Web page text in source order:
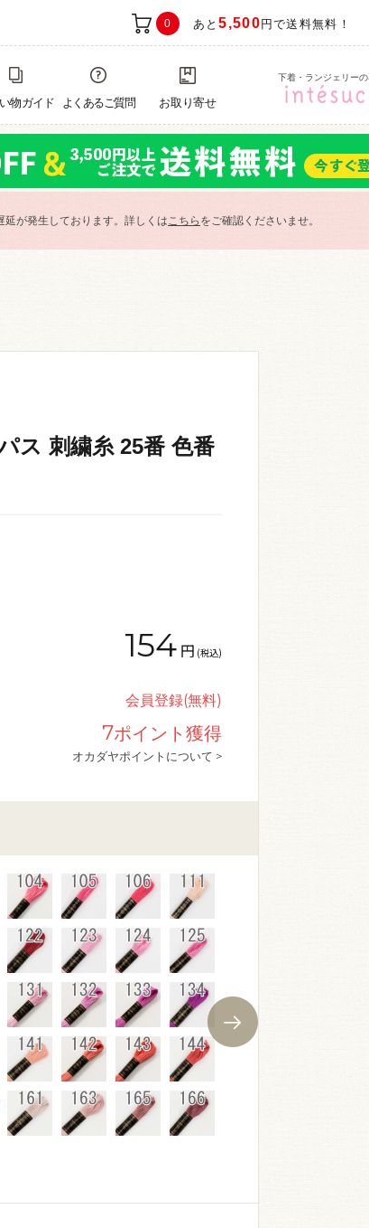
0 あと5,500 円で送料無料！
物ガイド よくあるご質問 お取り寄せ
下着・ランジェリー
が発生しております。詳しくはこちら をご確認くださいませ。
ス 刺繍糸 25番 色番
154 円 (税込)
会員登録(無料)
7ポイント獲得
オカダヤポイントについて >